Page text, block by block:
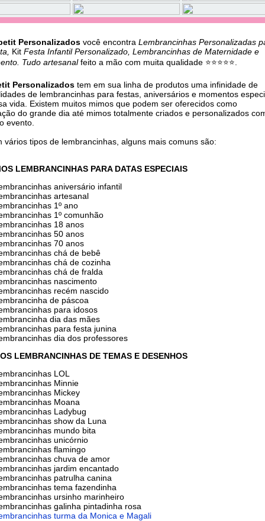
Personalizados você encontra Lembrancinhas Personalizadas
Kit Festa Infantil Personalizado, Lembrancinhas de Maternidade e
Tudo artesanalfeito a mão com muita qualidade ⭐⭐⭐⭐⭐.
Personalizados tem em sua linha de produtos uma infinidade de
de lembrancinhas para festas, aniversários e momentos
vida. Existem muitos mimos que podem ser oferecidos como
do grande dia até mimos totalmente criados e personalizados
evento.
vários tipos de lembrancinhas, alguns mais comuns são:
LEMBRANCINHAS PARA DATAS ESPECIAIS
aniversário infantil
artesanal
1º ano
1º comunhão
18 anos
50 anos
70 anos
chá de bebê
chá de cozinha
chá de fralda
nascimento
recém nascido
de páscoa
para idosos
dia das mães
para festa junina
dia dos professores
LEMBRANCINHAS DE TEMAS E DESENHOS
LOL
Minnie
Mickey
Moana
Ladybug
show da Luna
mundo bita
unicórnio
flamingo
chuva de amor
jardim encantado
patrulha canina
tema fazendinha
ursinho marinheiro
galinha pintadinha rosa
turma da Monica e Magali